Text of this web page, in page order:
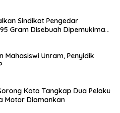
Sindikat Pengedar
Gram Disebuah Dipemukiman
Mahasiswi Unram, Penyidik
Kota Tangkap Dua Pelaku
Motor Diamankan